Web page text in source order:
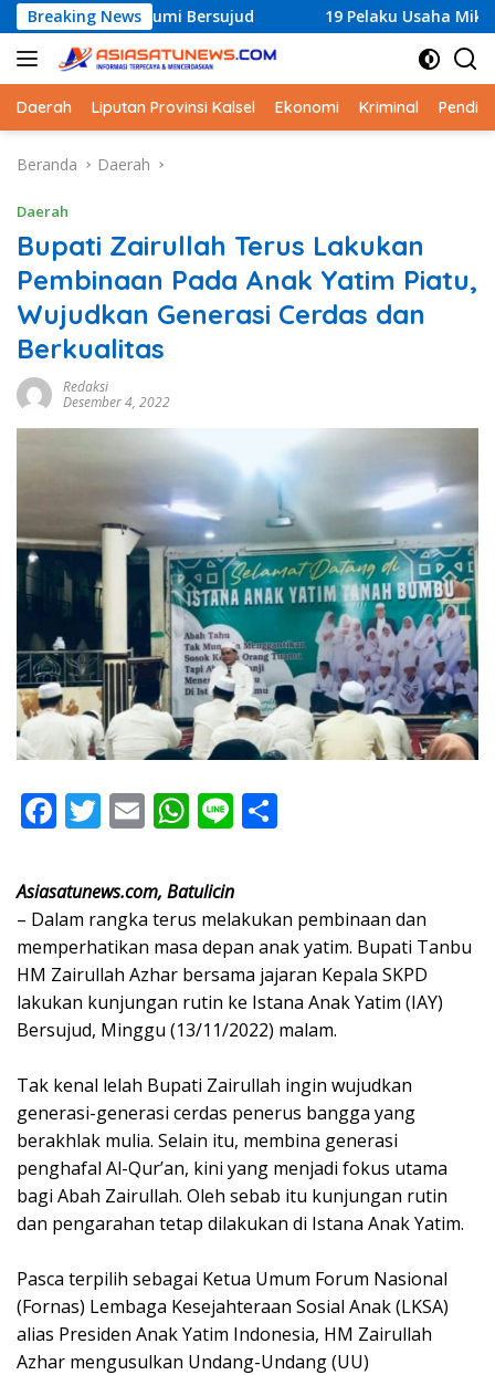
Langsung
ke
konten
Breaking News
Bersujud 19 Pelaku Usaha Mikro Terima
Daerah Liputan Provinsi Kalsel Ekonomi Kriminal
Beranda Daerah
Daerah
Bupati Zairullah Terus Lakukan
Pembinaan Pada Anak Yatim Piatu,
Wujudkan Generasi Cerdas dan
Berkualitas
Redaksi
Desember 4, 2022
F
e
b
o
o
k
T
itt
er
E
ai
l
W
at
s
A
p
p
Li
e
e
Asiasatunews.com, Batulicin
– Dalam rangka terus melakukan pembinaan dan
memperhatikan masa depan anak yatim. Bupati Tanbu
HM Zairullah Azhar bersama jajaran Kepala SKPD
lakukan kunjungan rutin ke Istana Anak Yatim (IAY)
Bersujud, Minggu (13/11/2022) malam.
Tak kenal lelah Bupati Zairullah ingin wujudkan
generasi-generasi cerdas penerus bangga yang
berakhlak mulia. Selain itu, membina generasi
penghafal Al-Qur’an, kini yang menjadi fokus utama
bagi Abah Zairullah. Oleh sebab itu kunjungan rutin
dan pengarahan tetap dilakukan di Istana Anak Yatim.
Pasca terpilih sebagai Ketua Umum Forum Nasional
(Fornas) Lembaga Kesejahteraan Sosial Anak (LKSA)
alias Presiden Anak Yatim Indonesia, HM Zairullah
Azhar mengusulkan Undang-Undang (UU)